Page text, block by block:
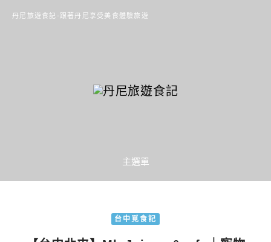
丹尼旅遊食記-跟著丹尼享受美食體驗旅遊
主選單
台中覓食記